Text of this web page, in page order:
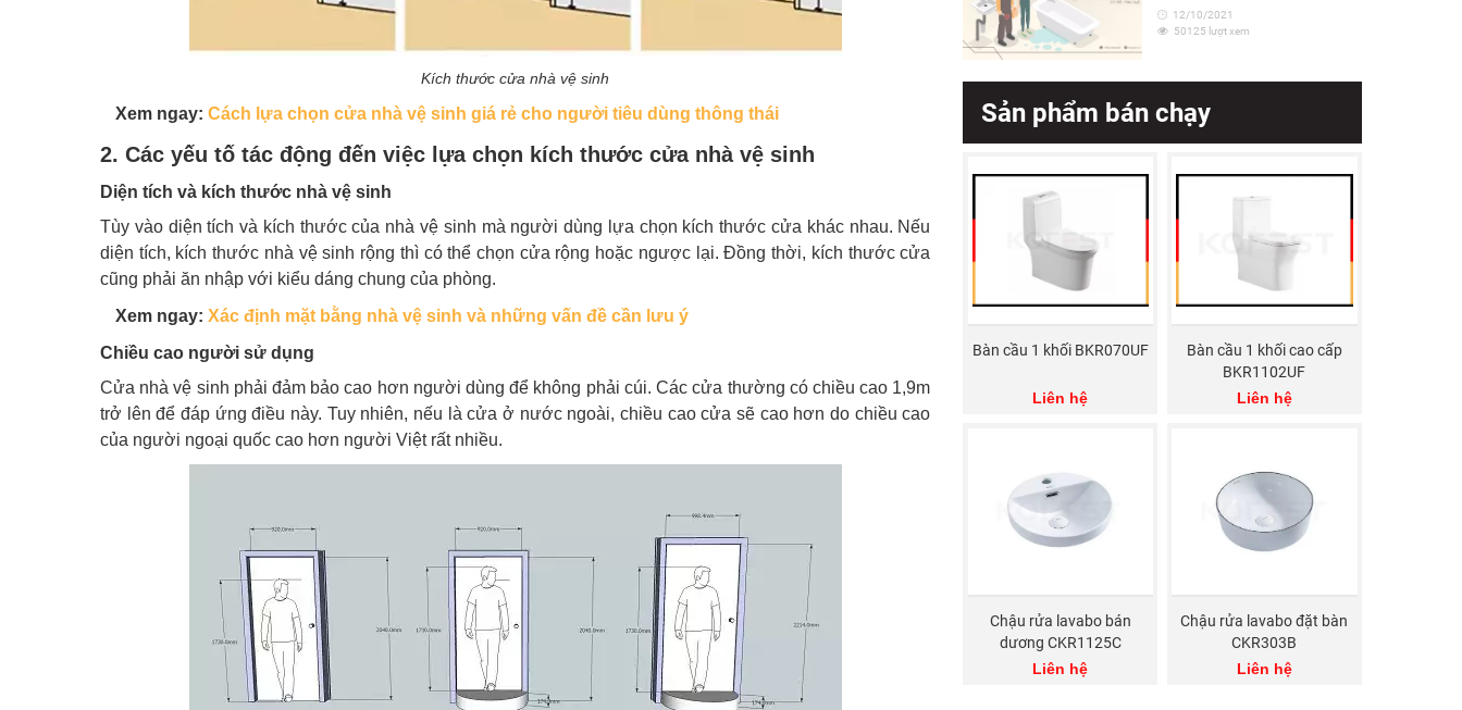
Kích thước cửa nhà vệ sinh
Xem ngay: Cách lựa chọn cửa nhà vệ sinh giá rẻ cho người tiêu dùng thông thái
2. Các yếu tố tác động đến việc lựa chọn kích thước cửa nhà vệ sinh
Diện tích và kích thước nhà vệ sinh
Tùy vào diện tích và kích thước của nhà vệ sinh mà người dùng lựa chọn kích thước cửa khác nhau. Nếu
diện tích, kích thước nhà vệ sinh rộng thì có thể chọn cửa rộng hoặc ngược lại. Đồng thời, kích thước cửa
cũng phải ăn nhập với kiểu dáng chung của phòng.
Xem ngay: Xác định mặt bằng nhà vệ sinh và những vấn đề cần lưu ý
Chiều cao người sử dụng
Cửa nhà vệ sinh phải đảm bảo cao hơn người dùng để không phải cúi. Các cửa thường có chiều cao 1,9m
trở lên để đáp ứng điều này. Tuy nhiên, nếu là cửa ở nước ngoài, chiều cao cửa sẽ cao hơn do chiều cao
của người ngoại quốc cao hơn người Việt rất nhiều.
12/10/2021
50125 lượt xem
Sản phẩm bán chạy
Bàn cầu 1 khối BKR070UF
Liên hệ
Bàn cầu 1 khối cao cấp
BKR1102UF
Liên hệ
Chậu rửa lavabo bán
dương CKR1125C
Liên hệ
Chậu rửa lavabo đặt bàn
CKR303B
Liên hệ